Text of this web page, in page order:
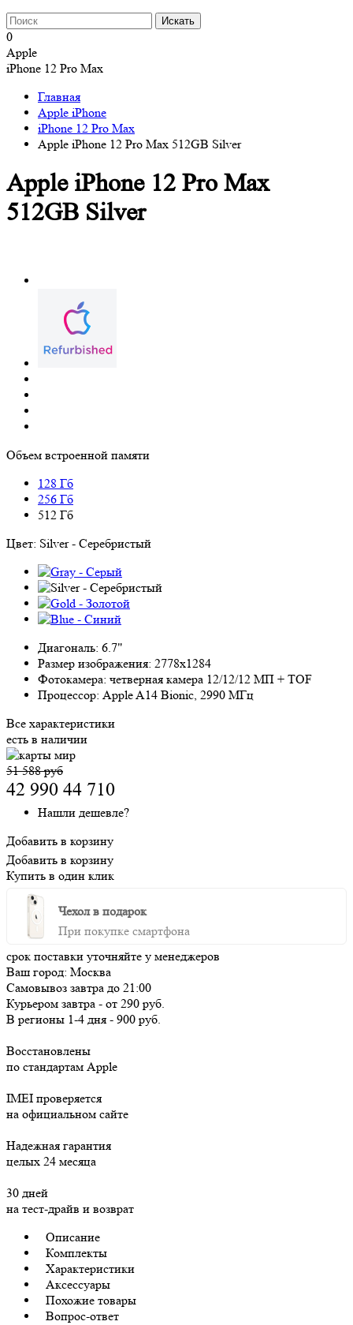
0
Apple
iPhone 12 Pro Max
Главная
Apple iPhone
iPhone 12 Pro Max
Apple iPhone 12 Pro Max 512GB Silver
Apple iPhone 12 Pro Max
512GB Silver
Объем встроенной памяти
128 Гб
256 Гб
512 Гб
Цвет: Silver - Серебристый
Диагональ: 6.7"
Размер изображения: 2778x1284
Фотокамера: четверная камера 12/12/12 МП + TOF
Процессор: Apple A14 Bionic, 2990 МГц
Все характеристики
есть в наличии
51 588 руб
42 990 44 710
Нашли дешевле?
Добавить в корзину
Добавить в корзину
Купить в один клик
Чехол в подарок
При покупке смартфона
срок поставки уточняйте у менеджеров
Ваш город: Москва
Самовывоз завтра до 21:00
Курьером завтра - от 290 руб.
В регионы 1-4 дня - 900 руб.
Восстановлены
по стандартам Apple
IMEI проверяется
на официальном сайте
Надежная гарантия
целых 24 месяца
30 дней
на тест-драйв и возврат
Описание
Комплекты
Характеристики
Аксессуары
Похожие товары
Вопрос-ответ